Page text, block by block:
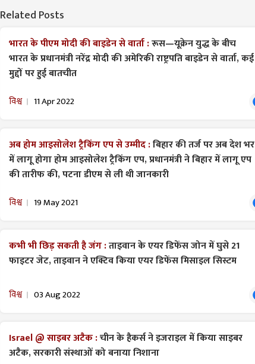
Related Posts
भारत के पीएम मोदी की बाइडेन से वार्ता :रूस—यूक्रेन युद्ध के बीच
भारत के प्रधानमंत्री नरेंद्र मोदी की अमेरिकी राष्ट्रपति बाइडेन से वार्ता, कई
मुद्दों पर हुई बातचीत
विश्व 11 Apr 2022
अब होम आइसोलेश ट्रैकिंग एप से उम्मीद :बिहार की तर्ज पर अब देश भर
में लागू होगा होम आइसोलेश ट्रैकिंग एप, प्रधानमंत्री ने बिहार में लागू एप
की तारीफ की, पटना डीएम से ली थी जानकारी
विश्व 19 May 2021
कभी भी छिड़ सकती है जंग :ताइवान के एयर डिफेंस जोन में घुसे 21
फाइटर जेट, ताइवान ने एक्टिव किया एयर डिफेंस मिसाइल सिस्टम
विश्व 03 Aug 2022
Israel @ साइबर अटैक :चीन के हैकर्स ने इजराइल में किया साइबर
अटैक, सरकारी संस्थाओं को बनाया निशाना